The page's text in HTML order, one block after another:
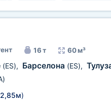
16 т 60 м³
(ES), Барселона (ES),
2,85м)